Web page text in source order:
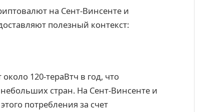
на Сент-Винсенте и
полезный контекст:
120-тераВтч в год, что
стран. На Сент-Винсенте и
потребления за счет